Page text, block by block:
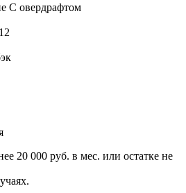
С овердрафтом
20 000 руб. в мес. или остатке не